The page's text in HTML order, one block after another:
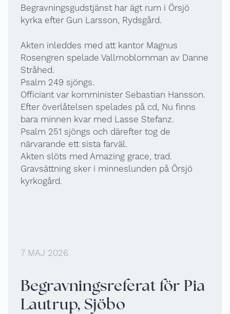
Begravningsgudstjänst har ägt rum i Örsjö
kyrka efter Gun Larsson, Rydsgård.
Akten inleddes med att kantor Magnus
Rosengren spelade Vallmoblomman av Danne
Stråhed.
Psalm 249 sjöngs.
Officiant var komminister Sebastian Hansson.
Efter överlåtelsen spelades på cd, Nu finns
bara minnen kvar med Lasse Stefanz.
Psalm 251 sjöngs och därefter tog de
närvarande ett sista farväl.
Akten slöts med Amazing grace, trad.
Gravsättning sker i minneslunden på Örsjö
kyrkogård.
7 MAJ 2026
Begravningsreferat för Pia
Lautrup, Sjöbo